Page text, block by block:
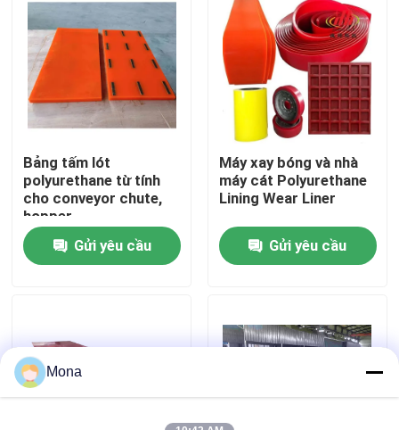
Video
Về chúng tôi
Kiểm soát chất lượng
Liên hệ chúng tôi
Lớp lót gốm
Lớp lót gốm Alumina
Bảng tấm lót
polyurethane từ tính
cho conveyor chute,
hopper
Gửi yêu cầu
Máy xay bóng và nhà
máy cát Polyurethane
Lining Wear Liner
Gửi yêu cầu
Mona